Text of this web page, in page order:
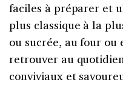
faciles à préparer et
plus classique à la
ou sucrée, au four ou
retrouver au
conviviaux et